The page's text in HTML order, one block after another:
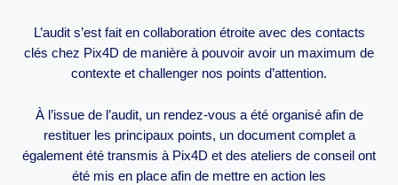
L’audit s’est fait en collaboration étroite avec des contacts
clés chez Pix4D de manière à pouvoir avoir un maximum de
contexte et challenger nos points d’attention.
À l’issue de l’audit, un rendez-vous a été organisé afin de
restituer les principaux points, un document complet a
également été transmis à Pix4D et des ateliers de conseil ont
été mis en place afin de mettre en action les